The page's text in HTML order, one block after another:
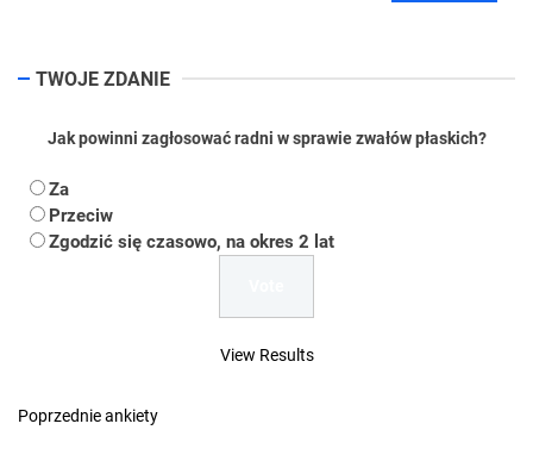
TWOJE ZDANIE
Jak powinni zagłosować radni w sprawie zwałów płaskich?
Za
Przeciw
Zgodzić się czasowo, na okres 2 lat
View Results
Poprzednie ankiety